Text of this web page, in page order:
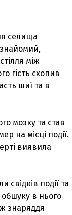
селища
між
гість схопив
шиї та в
мозку та став
на місці події.
виявила
події та
обшуку в нього
знаряддя